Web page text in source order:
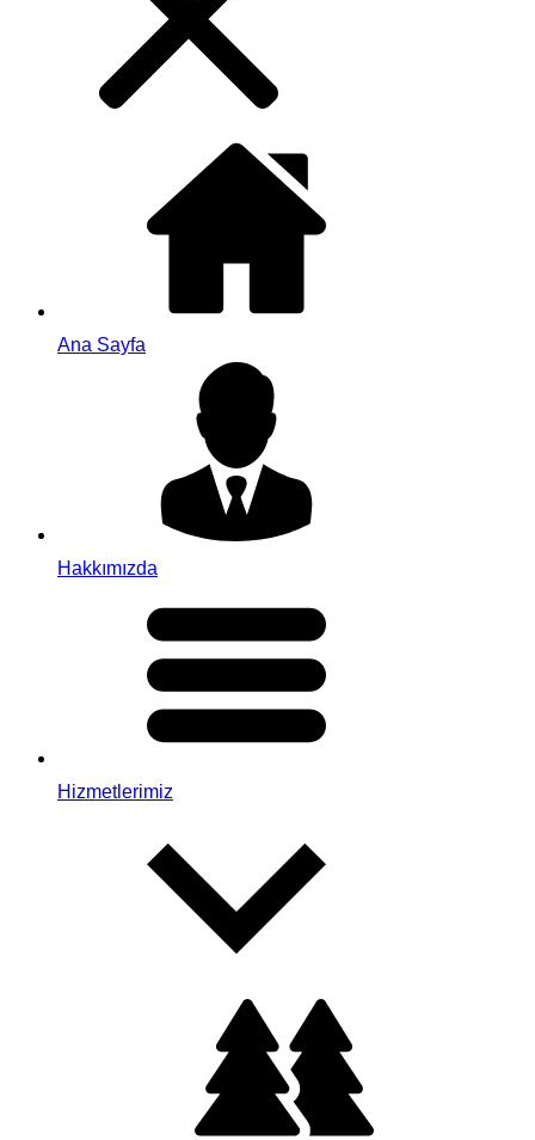
Ana Sayfa
Hakkımızda
Hizmetlerimiz